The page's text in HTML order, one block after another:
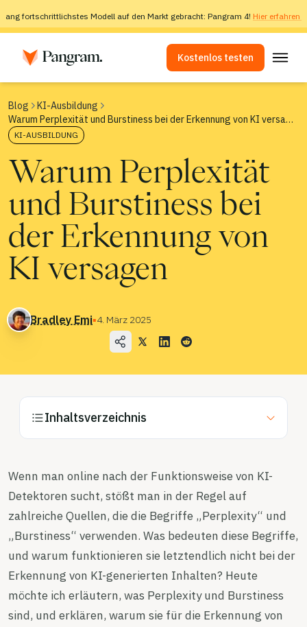
fortschrittlichstes Modell auf den Markt gebracht: Pangram 4! Hier erfahren
Kostenlos testen
KI-Detektor
Bilddetektor
Browser-Erweiterung
API
Integrationen
Plagiatsprüfer
Erkennung mehrsprachiger Inhalte mittels KI
Anwendungsfälle
Unternehmen
Vertrieb kontaktieren
Kostenlos testen
Blog
KI-Ausbildung
Warum Perplexität und Burstiness bei der Erkennung von KI versagen
KI-AUSBILDUNG
Warum Perplexität
und Burstiness bei
der Erkennung von
KI versagen
Bradley Emi▪4. März 2025
Inhaltsverzeichnis
Wenn man online nach der Funktionsweise von KI-
Detektoren sucht, stößt man in der Regel auf
zahlreiche Quellen, die die Begriffe „Perplexity“ und
„Burstiness“ verwenden. Was bedeuten diese Begriffe,
und warum funktionieren sie letztendlich nicht bei der
Erkennung von KI-generierten Inhalten? Heute
möchte ich erläutern, was Perplexity und Burstiness
sind, und erklären, warum sie für die Erkennung von